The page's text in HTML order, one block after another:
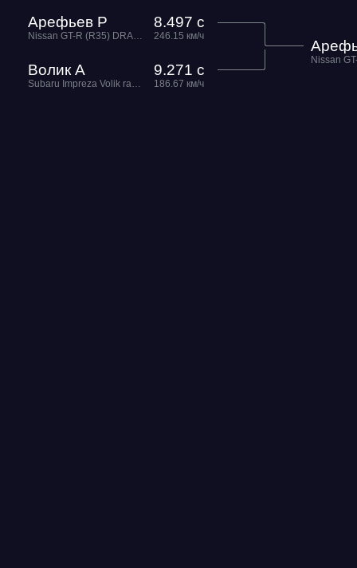
Арефьев Р
Nissan GT-R (R35) DRACO Gosha Turbo Tech
8.497 с
246.15 км/ч
Волик А
Subaru Impreza Volik racing
9.271 с
186.67 км/ч